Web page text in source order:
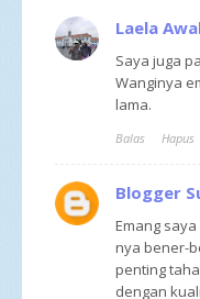
Laela
Saya juga
Wanginya
lama.
Balas Hapus
Blogger
Emang
nya bener-
penting
dengan